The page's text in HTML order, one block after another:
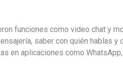
funciones como video chat y
saber con quién hablas
en aplicaciones como